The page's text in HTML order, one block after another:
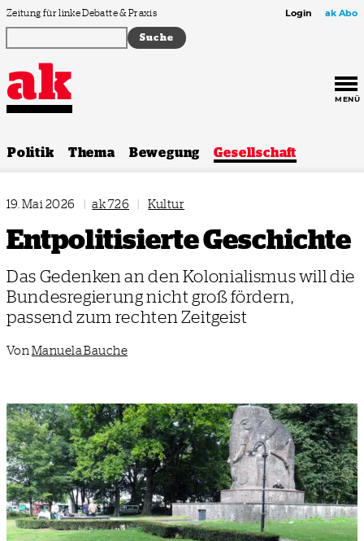
Zum Inhalt springen
Zeitung für linke Debatte & Praxis Login ak Abo
MENÜ
Politik Thema Bewegung Gesellschaft
19. Mai 2026 | ak 726 | Kultur
Entpolitisierte Geschichte
Das Gedenken an den Kolonialismus will die
Bundesregierung nicht groß fördern,
passend zum rechten Zeitgeist
Von Manuela Bauche